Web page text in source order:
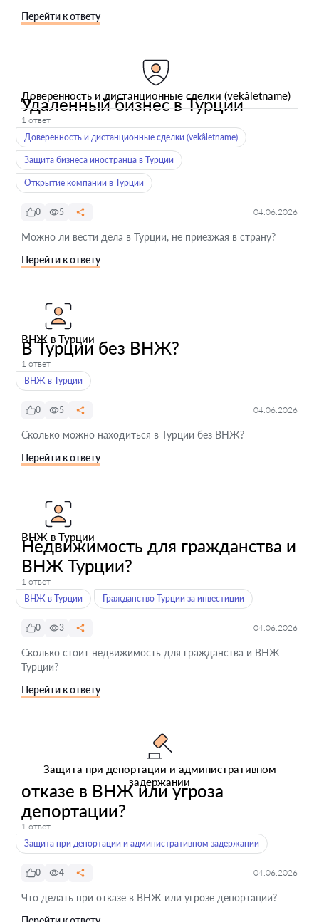
Перейти к ответу
Доверенность и дистанционные сделки (vekâletname)
Удаленный бизнес в Турции
1 ответ
Доверенность и дистанционные сделки (vekâletname)
Защита бизнеса иностранца в Турции
Открытие компании в Турции
0 5 04.06.2026
Можно ли вести дела в Турции, не приезжая в страну?
Перейти к ответу
ВНЖ в Турции
В Турции без ВНЖ?
1 ответ
ВНЖ в Турции
0 5 04.06.2026
Сколько можно находиться в Турции без ВНЖ?
Перейти к ответу
ВНЖ в Турции
Недвижимость для гражданства и
ВНЖ Турции?
1 ответ
ВНЖ в Турции
Гражданство Турции за инвестиции
0 3 04.06.2026
Сколько стоит недвижимость для гражданства и ВНЖ
Турции?
Перейти к ответу
Защита при депортации и административном
задержании
отказе в ВНЖ или угроза
депортации?
1 ответ
Защита при депортации и административном задержании
0 4 04.06.2026
Что делать при отказе в ВНЖ или угрозе депортации?